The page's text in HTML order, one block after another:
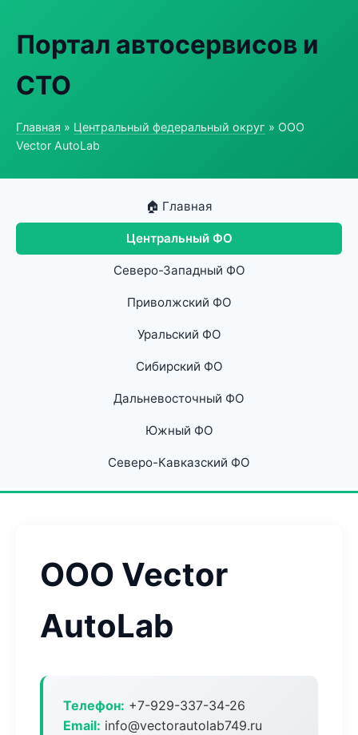
Портал автосервисов и
СТО
Главная » Центральный федеральный округ » ООО
Vector AutoLab
🏠 Главная
Центральный ФО
Северо-Западный ФО
Приволжский ФО
Уральский ФО
Сибирский ФО
Дальневосточный ФО
Южный ФО
Северо-Кавказский ФО
ООО Vector
AutoLab
Телефон: +7-929-337-34-26
Email: info@vectorautolab749.ru